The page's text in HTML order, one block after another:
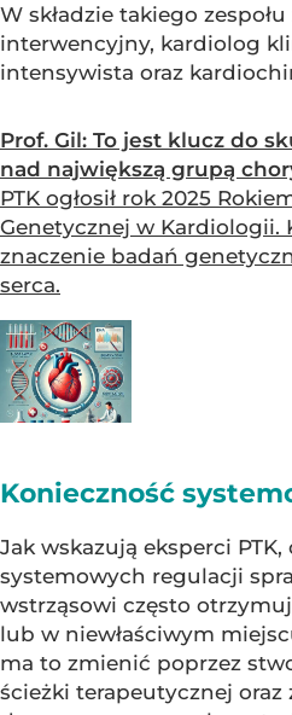
W składzie takiego
interwencyjny, kardiolog
intensywista oraz
Prof. Gil: To jest klucz do
nad największą grupą
PTK ogłosił rok 2025
Genetycznej w Kardiologii.
znaczenie badań
serca.
Konieczność
Jak wskazują eksperci
systemowych regulacji
wstrząsowi często
lub w niewłaściwym
ma to zmienić poprzez
ścieżki terapeutycznej